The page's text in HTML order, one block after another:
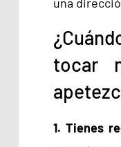
tocar
1. Tienes